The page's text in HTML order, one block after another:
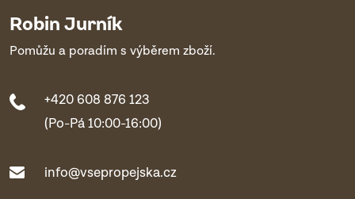
Robin Jurník
Pomůžu a poradím s výběrem zboží.
+420 608 876 123
(Po-Pá 10:00-16:00)
info@vsepropejska.cz